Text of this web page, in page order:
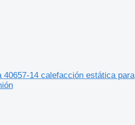
40657-14 calefacción estática para